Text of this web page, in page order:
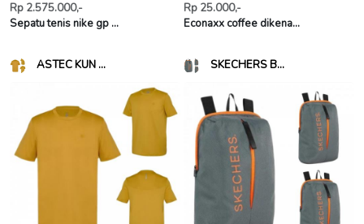
Rp 2.575.000,-
Sepatu tenis nike gp ...
Rp 25.000,-
Econaxx coffee dikena...
ASTEC KUN ... SKECHERS B...